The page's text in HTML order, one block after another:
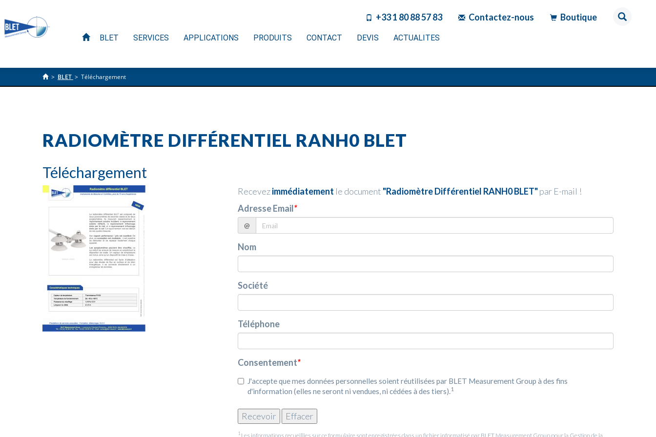
+33 1 80 88 57 83 Contactez-nous Boutique
BLET SERVICES APPLICATIONS PRODUITS CONTACT DEVIS ACTUALITES
> BLET > Téléchargement
RADIOMÈTRE DIFFÉRENTIEL RANH0 BLET
Téléchargement
Recevezimmédiatement le document "Radiomètre Différentiel RANH0 BLET"par E-mail !
Adresse Email*
@
Nom
Société
Téléphone
Consentement*
J'accepte que mes données personnelles soient réutilisées par BLET Measurement Group à des fins
d'information (elles ne seront ni vendues, ni cédées à des tiers).1
1 Les informations recueillies sur ce formulaire sont enregistrées dans un fichier informatisé par BLET Measurement Group pour la Gestion de la